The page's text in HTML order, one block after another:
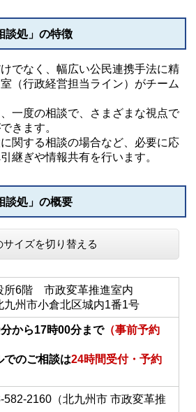
談処」の特徴
でなく、幅広い公民連携手法に精
（行政経営担当ライン）がチーム
一度の相談で、さまざまな視点で
きます。
関する相談の場合など、必要に応
継ぎや情報共有を行います。
談処」の概要
サイズを切り替える
所6階 市政変革推進室内
九州市小倉北区城内1番1号
から17時00分まで（事前予約
でのご相談は24時間受付・予約
582-2160（北九州市 市政変革推